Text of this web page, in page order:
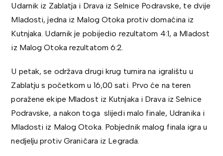
Udarnik iz Zablatja i Drava iz Selnice Podravske, te dvije
Mladosti, jedna iz Malog Otoka protiv domaćina iz
Kutnjaka. Udarnik je pobijedio rezultatom 4:1, a Mladost
iz Malog Otoka rezultatom 6:2.
U petak, se održava drugi krug turnira na igralištu u
Zablatju s početkom u 16,00 sati. Prvo će na teren
poražene ekipe Mladost iz Kutnjaka i Drava iz Selnice
Podravske, a nakon toga slijedi malo finale, Udranika i
Mladosti iz Malog Otoka. Pobjednik malog finala igra u
nedjelju protiv Graničara iz Legrada.